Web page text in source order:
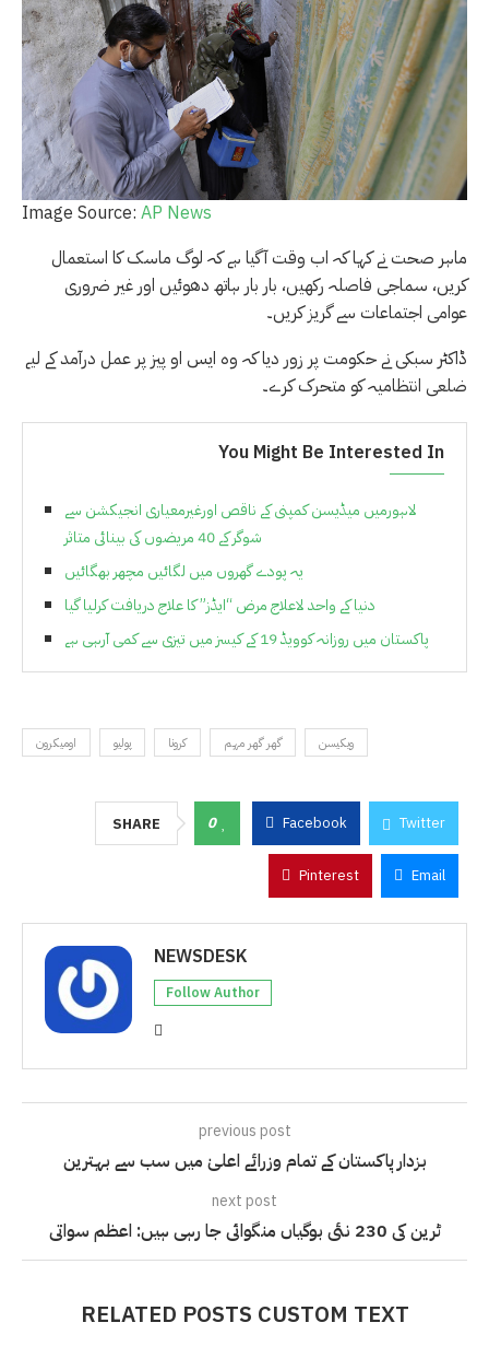
Image Source: AP News
ماہر صحت نے کہا کہ اب وقت آگیا ہے کہ لوگ ماسک کا استعمال
کریں، سماجی فاصلہ رکھیں، بار بار ہاتھ دھوئیں اور غیر ضروری
عوامی اجتماعات سے گریز کریں۔
ڈاکٹر سبکی نے حکومت پر زور دیا کہ وہ ایس او پیز پر عمل درآمد کے لیے
ضلعی انتظامیہ کو متحرک کرے۔
You Might Be Interested In
لاہورمیں میڈیسن کمپنی کے ناقص اورغیرمعیاری انجیکشن سے
شوگر کے 40 مریضوں کی بینائی متاثر
یہ پودے گھروں میں لگائیں مچھر بھگائیں
دنیا کے واحد لاعلاج مرض “ایڈز” کا علاج دریافت کرلیا گیا
پاکستان میں روزانہ کوویڈ 19 کے کیسز میں تیزی سے کمی آرہی ہے
اومیکرون پولیو کرونا گھر گھر مہم ویکیسن
SHARE 0 Facebook Twitter
Pinterest Email
NEWSDESK
Follow Author
previous post
بزدار پاکستان کے تمام وزرائے اعلیٰ میں سب سے بہترین
next post
ٹرین کی 230 نئی بوگیاں منگوائی جا رہی ہیں: اعظم سواتی
RELATED POSTS CUSTOM TEXT